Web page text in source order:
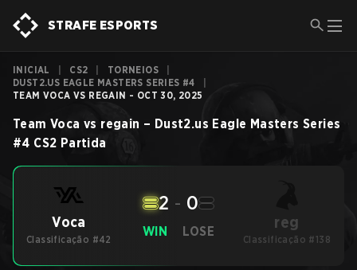
STRAFE ESPORTS
INICIAL CS2 TORNEIOS
DUST2.US EAGLE MASTERS SERIES #4
TEAM VOCA VS REGAIN - OCT 30, 2025
Team Voca vs regain – Dust2.us Eagle Masters Series
#4 CS2 Partida
Voca
Classificação #42
WIN
2 - 0
LOSE reg
Classificação #138